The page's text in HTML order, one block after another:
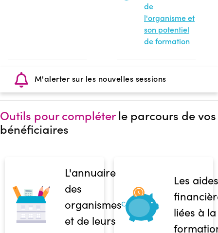
de
l'organisme et
son potentiel
de formation
M'alerter sur les nouvelles sessions
Outils pour compléterle parcours de vos
bénéficiaires
L'annuaire
des
organismes
et de leurs
Les aides
liées à la